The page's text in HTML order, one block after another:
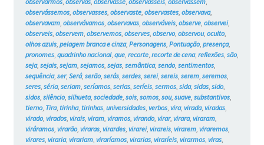
observássemos, observasses, observaste, observastes, observava,
observavam, observávamos, observavas, observáveis, observe, observei,
observeis, observem, observemos, observes, observo, observou, oculto,
olhos azuis, pelagem branca e cinza, Personagens, Pontuação, presença,
pronomes, quadrinho nacional, que, recorte, recorte de cena, reflexões, são,
seja, sejais, sejam, sejamos, sejas, semântica, sendo, sentimentos,
sequência, ser, Será, serão, serás, serdes, serei, sereis, serem, seremos,
seres, séria, seriam, seríamos, serias, seríeis, sermos, sida, sidas, sido,
sidos, silêncio, silhueta, sociedade, sois, somos, sou, suave, substantivos,
tierno, Tira, tirinha, tirinhas, universidades, verbos, vira, virada, viradas,
virado, virados, virais, viram, viramos, virando, virar, virara, viraram,
viráramos, virarão, viraras, virardes, virarei, virareis, virarem, viraremos,
virares, viraria, virariam, viraríamos, virarias, viraríeis, virarmos, viras,